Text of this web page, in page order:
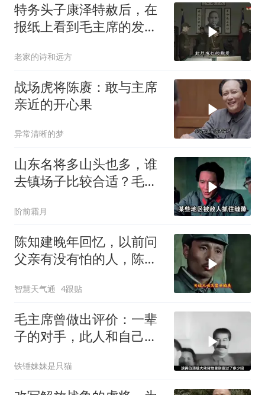
特务头子康泽特赦后，在
报纸上看到毛主席的发
老家的诗和远方
战场虎将陈赓：敢与主席
亲近的开心果
异常清晰的梦
山东名将多山头也多，谁
去镇场子比较合适？毛主
阶前霜月
陈知建晚年回忆，以前问
父亲有没有怕的人，陈赓
智慧天气通 4跟贴
毛主席曾做出评价：一辈
子的对手，此人和自己较
铁锤妹妹是只猫